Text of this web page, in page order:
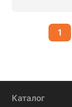
1
Каталог